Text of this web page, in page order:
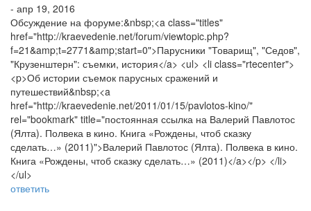
- апр 19, 2016
Обсуждение на форуме:&nbsp;<a class="titles"
href="http://kraevedenie.net/forum/viewtopic.php?
f=21&amp;t=2771&amp;start=0">Парусники "Товарищ", "Седов",
"Крузенштерн": съемки, история</a> <ul> <li class="rtecenter">
<p>Об истории съемок парусных сражений и
путешествий&nbsp;<a
href="http://kraevedenie.net/2011/01/15/pavlotos-kino/"
rel="bookmark" title="постоянная ссылка на Валерий Павлотос
(Ялта). Полвека в кино. Книга «Рождены, чтоб сказку
сделать…» (2011)">Валерий Павлотос (Ялта). Полвека в кино.
Книга «Рождены, чтоб сказку сделать…» (2011)</a></p> </li>
</ul>
ответить